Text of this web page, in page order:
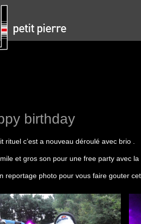
birthday
rituel c’est a nouveau déroulé avec brio .
et gros son pour une free party avec la
reportage photo pour vous faire gouter